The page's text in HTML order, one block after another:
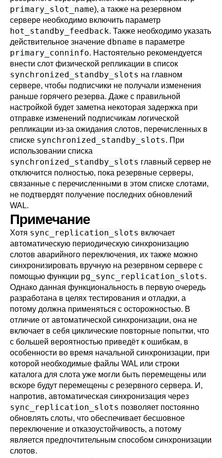
primary_slot_name), а также на резервном
сервере необходимо включить параметр
hot_standby_feedback. Также необходимо указать
действительное значение dbname в параметре
primary_conninfo. Настоятельно рекомендуется
внести слот физической репликации в список
synchronized_standby_slots на главном
сервере, чтобы подписчики не получали изменения
раньше горячего резерва. Даже с правильной
настройкой будет заметна некоторая задержка при
отправке изменений подписчикам логической
репликации из-за ожидания слотов, перечисленных в
списке synchronized_standby_slots. При
использовании списка
synchronized_standby_slots главный сервер не
отключится полностью, пока резервные серверы,
связанные с перечисленными в этом списке слотами,
не подтвердят получение последних обновлений
WAL.
Примечание
Хотя sync_replication_slots включает
автоматическую периодическую синхронизацию
слотов аварийного переключения, их также можно
синхронизировать вручную на резервном сервере с
помощью функции pg_sync_replication_slots.
Однако данная функциональность в первую очередь
разработана в целях тестирования и отладки, а
потому должна применяться с осторожностью. В
отличие от автоматической синхронизации, она не
включает в себя циклические повторные попытки, что
с большей вероятностью приведёт к ошибкам, в
особенности во время начальной синхронизации, при
которой необходимые файлы WAL или строки
каталога для слота уже могли быть перемещены или
вскоре будут перемещены с резервного сервера. И,
напротив, автоматическая синхронизация через
sync_replication_slots позволяет постоянно
обновлять слоты, что обеспечивает бесшовное
переключение и отказоустойчивость, а потому
является предпочтительным способом синхронизации
слотов.